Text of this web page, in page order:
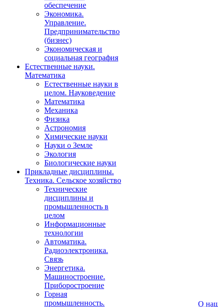
обеспечение
Экономика.
Управление.
Предпринимательство
(бизнес)
Экономическая и
социальная география
Естественные науки.
Математика
Естественные науки в
целом. Науковедение
Математика
Механика
Физика
Астрономия
Химические науки
Науки о Земле
Экология
Биологические науки
Прикладные дисциплины.
Техника. Сельское хозяйство
Технические
дисциплины и
промышленность в
целом
Информационные
технологии
Автоматика.
Радиоэлектроника.
Связь
Энергетика.
Машиностроение.
Приборостроение
Горная
промышленность.
О